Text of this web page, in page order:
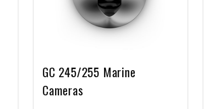
GC 245/255 Marine
Cameras